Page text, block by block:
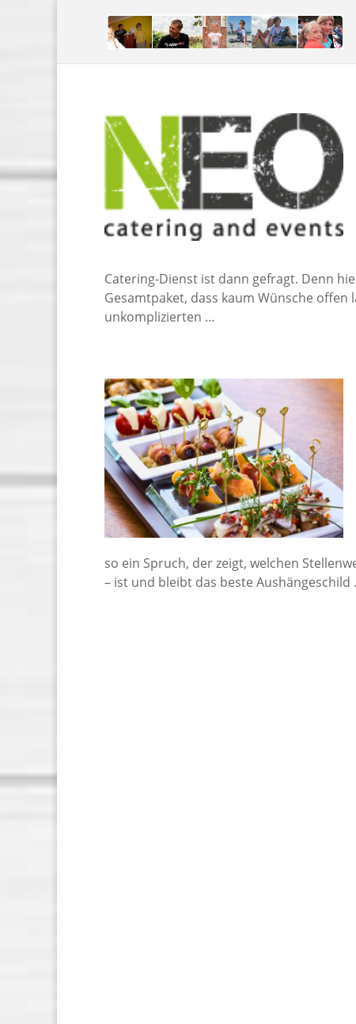
Catering-Dienst ist dann gefragt. Denn
Gesamtpaket, dass kaum Wünsche
unkomplizierten …
so ein Spruch, der zeigt, welchen
– ist und bleibt das beste Aushängeschild